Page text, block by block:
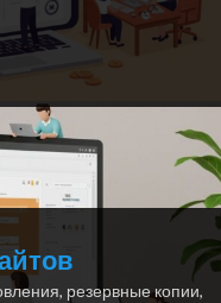
резервные копии,